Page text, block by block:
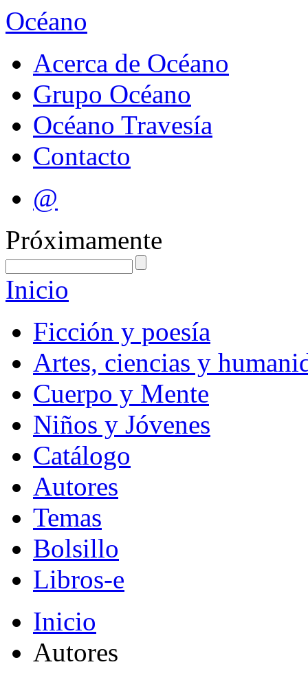
Océano
Acerca de Océano
Grupo Océano
Océano Travesía
Contacto
@
Próximamente
Inicio
Ficción y poesía
Artes, ciencias y
Cuerpo y Mente
Niños y Jóvenes
Catálogo
Autores
Temas
Bolsillo
Libros-e
Inicio
Autores